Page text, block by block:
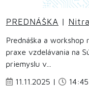
PREDNÁŠKA | Nitra
Prednáška a
praxe vzdelávania na
priemyslu v...
11.11.2025 |